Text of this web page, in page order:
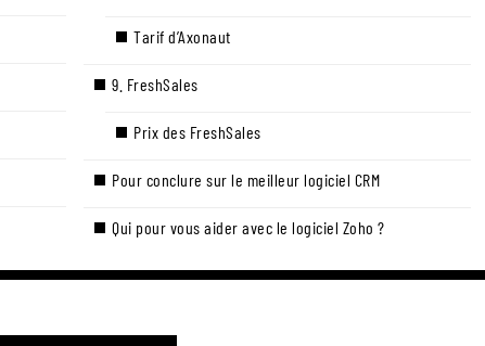
Tarif d’Axonaut
9. FreshSales
Prix des FreshSales
Pour conclure sur le meilleur logiciel CRM
Qui pour vous aider avec le logiciel Zoho ?